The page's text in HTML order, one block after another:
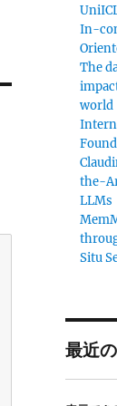
In-
The
world
the-
LLMs
Situ
最近